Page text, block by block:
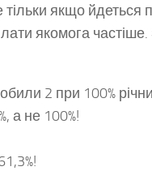
якщо йдеться
якомога
2 при 100%
а не 100%!